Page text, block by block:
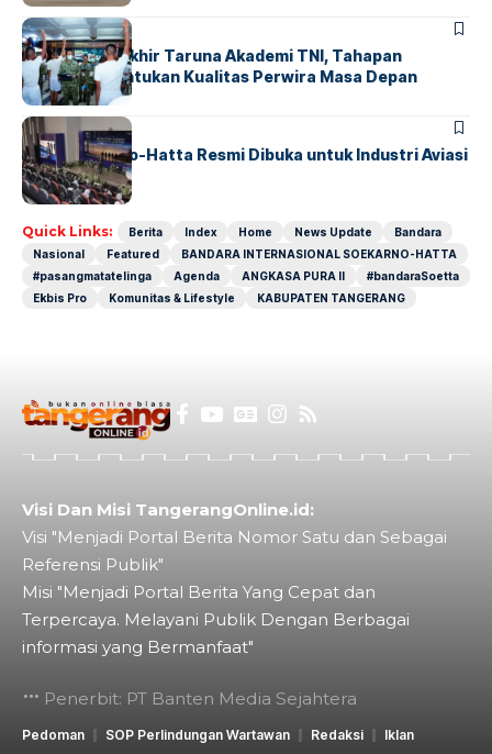
BERITA
Sidang Pantukhir Taruna Akademi TNI, Tahapan
Strategis Tentukan Kualitas Perwira Masa Depan
BANDARA BERITA
IALC Soekarno-Hatta Resmi Dibuka untuk Industri Aviasi
Dunia
Quick Links: Berita Index Home News Update
Bandara
Nasional
Featured
BANDARA INTERNASIONAL SOEKARNO-HATTA
#pasangmatatelinga
Agenda ANGKASA PURA II
#bandaraSoetta
Ekbis Pro
Komunitas & Lifestyle KABUPATEN TANGERANG
Visi Dan Misi TangerangOnline.id:
Visi "Menjadi Portal Berita Nomor Satu dan Sebagai
Referensi Publik"
Misi "Menjadi Portal Berita Yang Cepat dan
Terpercaya. Melayani Publik Dengan Berbagai
informasi yang Bermanfaat"
Penerbit: PT Banten Media Sejahtera
Pedoman SOP Perlindungan Wartawan Redaksi Iklan